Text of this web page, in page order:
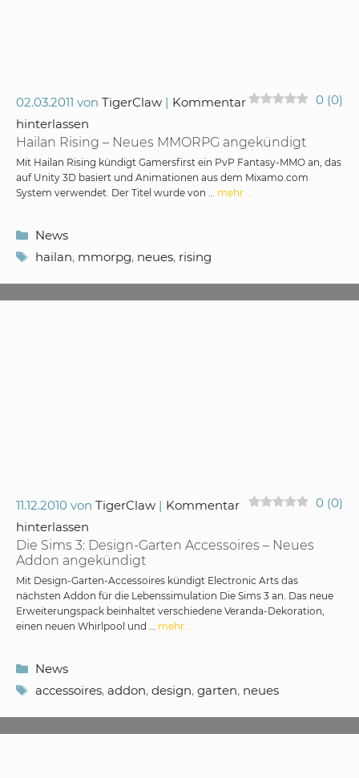
Hailan Rising – Neues MMORPG angekündigt
02.03.2011 von TigerClaw 0 (0)
Kommentar
hinterlassen
Mit Hailan Rising kündigt Gamersfirst ein PvP Fantasy-MMO an, das
auf Unity 3D basiert und Animationen aus dem Mixamo.com
System verwendet. Der Titel wurde von … mehr …
Kategorien
News
Schlagwörter
hailan, mmorpg, neues, rising
Die Sims 3: Design-Garten Accessoires – Neues
Addon angekündigt
11.12.2010 von TigerClaw 0 (0)
Kommentar
hinterlassen
Mit Design-Garten-Accessoires kündigt Electronic Arts das
nächsten Addon für die Lebenssimulation Die Sims 3 an. Das neue
Erweiterungspack beinhaltet verschiedene Veranda-Dekoration,
einen neuen Whirlpool und … mehr …
Kategorien
News
Schlagwörter
accessoires, addon, design, garten, neues